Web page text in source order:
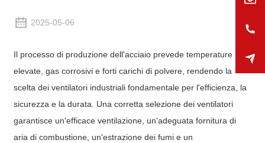
2025-05-06
Il processo di produzione dell'acciaio prevede temperature
elevate, gas corrosivi e forti carichi di polvere, rendendo la
scelta dei ventilatori industriali fondamentale per l'efficienza, la
sicurezza e la durata. Una corretta selezione dei ventilatori
garantisce un'efficace ventilazione, un'adeguata fornitura di
aria di combustione, un'estrazione dei fumi e un